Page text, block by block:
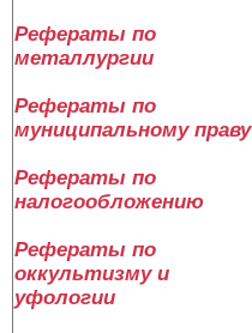
Рефераты по
металлургии
Рефераты по
муниципальному праву
Рефераты по
налогообложению
Рефераты по
оккультизму и
уфологии